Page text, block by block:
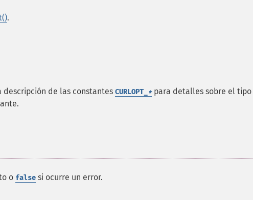
.
descripción de las constantes CURLOPT_ *para detalles sobre el tipo
o false si ocurre un error.